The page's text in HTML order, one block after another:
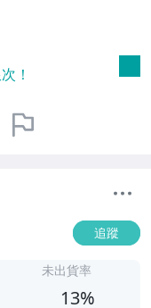
！
追蹤
未出貨率
13%